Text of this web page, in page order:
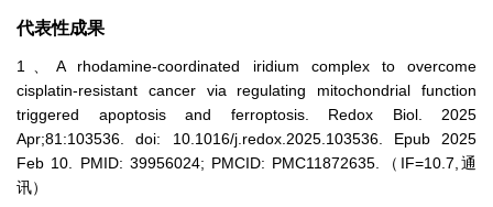
代表性成果
1、A rhodamine-coordinated iridium complex to overcome
cisplatin-resistant cancer via regulating mitochondrial function
triggered apoptosis and ferroptosis. Redox Biol. 2025
Apr;81:103536. doi: 10.1016/j.redox.2025.103536. Epub 2025
Feb 10. PMID: 39956024; PMCID: PMC11872635.（IF=10.7,通
讯）